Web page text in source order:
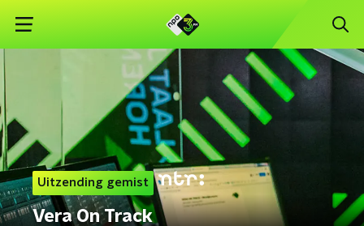
Uitzending gemist
Vera On Track